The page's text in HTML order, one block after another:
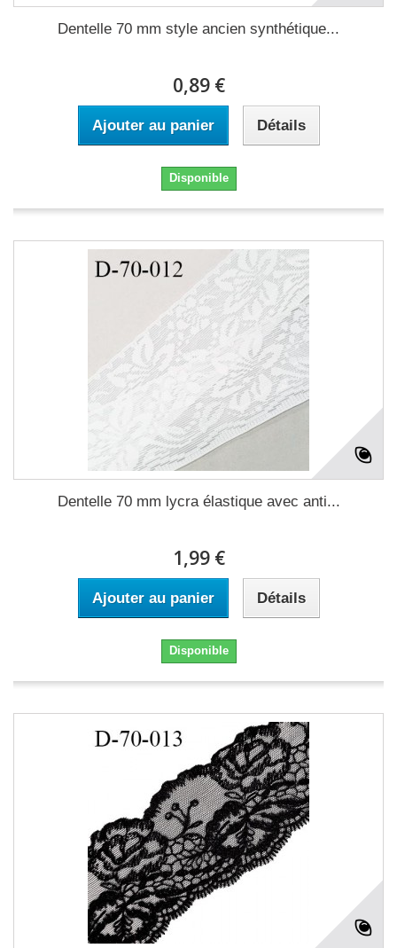
Dentelle 70 mm style ancien synthétique...
0,89 €
Ajouter au panier Détails
Disponible
Dentelle 70 mm lycra élastique avec anti...
1,99 €
Ajouter au panier Détails
Disponible